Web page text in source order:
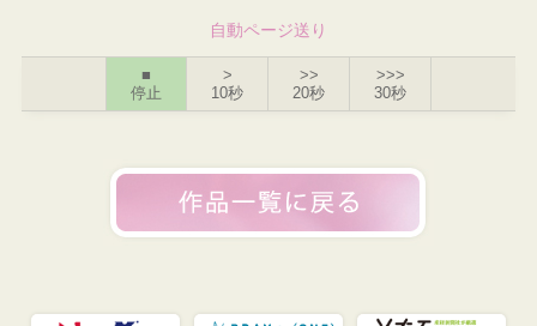
自動ページ送り
■
停止
>
10秒
>>
20秒
>>>
30秒